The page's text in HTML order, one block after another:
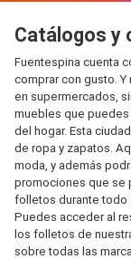
Catálogos y
Fuentespina cuenta
comprar con gusto.
en supermercados,
muebles que
del hogar. Esta
de ropa y zapatos.
moda, y además
promociones que se
folletos durante todo
Puedes acceder al
los folletos de
sobre todas las